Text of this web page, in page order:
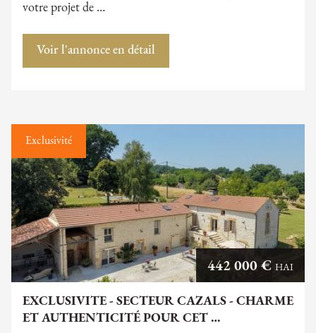
votre projet de …
Voir l'annonce en détail
Exclusivité
EXCLUSIVITE - SECTEUR CAZALS - CHARME
ET AUTHENTICITÉ POUR CET …
442 000 € HAI